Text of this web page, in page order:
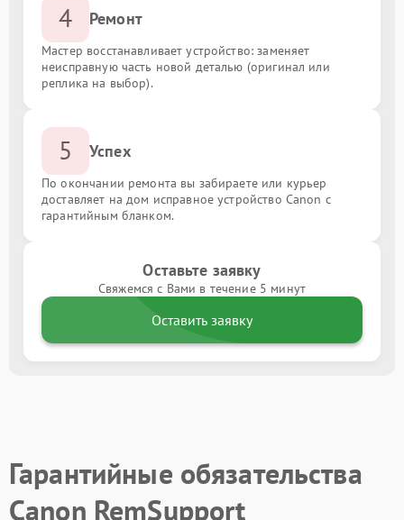
4 Ремонт
Мастер восстанавливает устройство: заменяет
неисправную часть новой деталью (оригинал или
реплика на выбор).
5 Успех
По окончании ремонта вы забираете или курьер
доставляет на дом исправное устройство Canon с
гарантийным бланком.
Оставьте заявку
Свяжемся с Вами в течение 5 минут
Оставить заявку
Гарантийные обязательства
Canon RemSupport